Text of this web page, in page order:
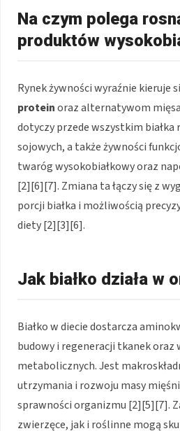
Na czym polega
produktów
Rynek żywności wyraźnie kieruje
proteinoraz alternatywom
dotyczy przede wszystkim
sojowych, a także żywności
twaróg wysokobiałkowy oraz
[2][6][7]. Zmiana ta łączy się z
porcji białka i możliwością
diety [2][3][6].
Jak białko działa w
Białko w diecie dostarcza
budowy i regeneracji tkanek oraz
metabolicznych. Jest
utrzymania i rozwoju masy
sprawności organizmu [2][5][7].
zwierzęce, jak i roślinne mogą